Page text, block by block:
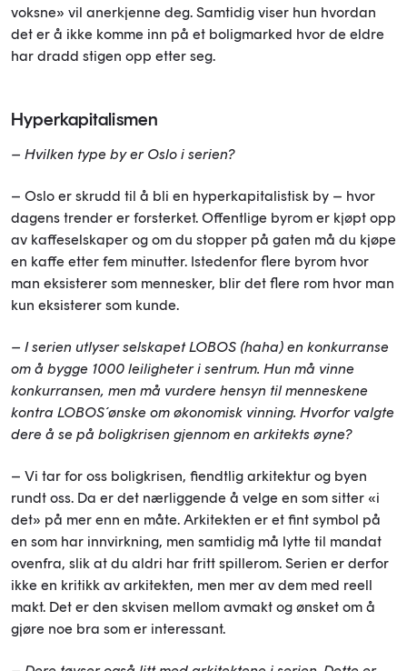
voksne» vil anerkjenne deg. Samtidig viser hun hvordan
det er å ikke komme inn på et boligmarked hvor de eldre
har dradd stigen opp etter seg.
Hyperkapitalismen
– Hvilken type by er Oslo i serien?
– Oslo er skrudd til å bli en hyperkapitalistisk by – hvor
dagens trender er forsterket. Offentlige byrom er kjøpt opp
av kaffeselskaper og om du stopper på gaten må du kjøpe
en kaffe etter fem minutter. Istedenfor flere byrom hvor
man eksisterer som mennesker, blir det flere rom hvor man
kun eksisterer som kunde.
– I serien utlyser selskapet LOBOS (haha) en konkurranse
om å bygge 1000 leiligheter i sentrum. Hun må vinne
konkurransen, men må vurdere hensyn til menneskene
kontra LOBOS´ønske om økonomisk vinning. Hvorfor valgte
dere å se på boligkrisen gjennom en arkitekts øyne?
– Vi tar for oss boligkrisen, fiendtlig arkitektur og byen
rundt oss. Da er det nærliggende å velge en som sitter «i
det» på mer enn en måte. Arkitekten er et fint symbol på
en som har innvirkning, men samtidig må lytte til mandat
ovenfra, slik at du aldri har fritt spillerom. Serien er derfor
ikke en kritikk av arkitekten, men mer av dem med reell
makt. Det er den skvisen mellom avmakt og ønsket om å
gjøre noe bra som er interessant.